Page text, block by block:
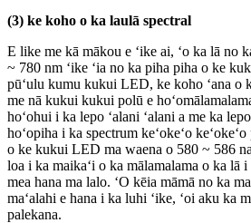
(3) ke koho o ka laulā spectral
E like me kā mākou e ʻike ai, ʻo ka lā no
~ 780 nm ʻike ʻia no ka piha piha o ke
pūʻulu kumu kukui LED, ke koho ʻana o
me nā kukui kukui polū e
hoʻohui i ka lepo ʻalani ʻalani a me ka lepo
hoʻopiha i ka spectrum keʻokeʻo
o ke kukui LED ma waena o 580 ~ 586
loa i ka maikaʻi o ka mālamalama o ka lā
mea hana ma lalo. ʻO kēia māmā no ka
maʻalahi e hana i ka luhi ʻike, ʻoi aku ka
palekana.